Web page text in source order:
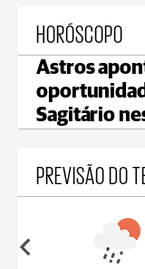
HORÓSCOPO
Astros
Sagitário
PREVISÃO DO
min 18°C